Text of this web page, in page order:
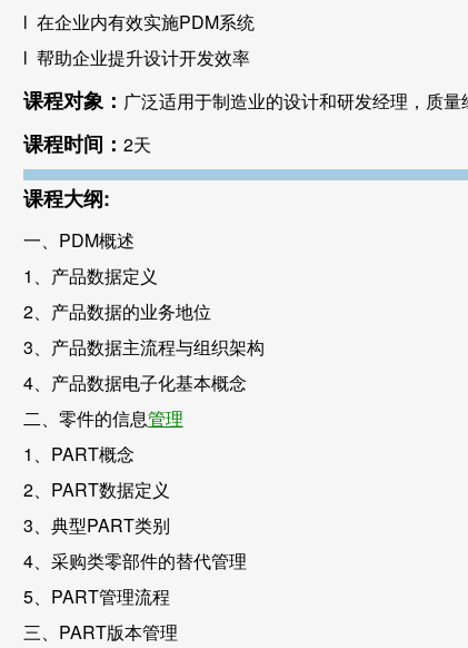
l 在企业内有效实施PDM系统
l 帮助企业提升设计开发效率
课程对象： 广泛适用于制造业的设计和研发经理，质
课程时间： 2天
课程大纲:
一、PDM概述
1、产品数据定义
2、产品数据的业务地位
3、产品数据主流程与组织架构
4、产品数据电子化基本概念
二、零件的信息管理
1、PART概念
2、PART数据定义
3、典型PART类别
4、采购类零部件的替代管理
5、PART管理流程
三、PART版本管理